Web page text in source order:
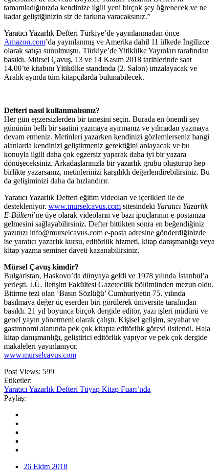
tamamladığınızda kendinize ilgili yeni birçok şey öğrenecek ve ne
kadar geliştiğinizin siz de farkına varacaksınız.”
Yaratıcı Yazarlık Defteri Türkiye’de yayınlanmadan önce
Amazon.com’da yayınlanmış ve Amerika dahil 11 ülkede İngilizce
olarak satışa sunulmuştu. Türkiye’de Yitikülke Yayınları tarafından
basıldı. Mürsel Çavuş, 13 ve 14 Kasım 2018 tarihlerinde saat
14.00’te kitabını Yitikülke standında (2. Salon) imzalayacak ve
Aralık ayında tüm kitapçılarda bulunabilecek.
Defteri nasıl kullanmalısınız?
Her gün egzersizlerden bir tanesini seçin. Burada en önemli şey
gününün belli bir saatini yazmaya ayırmanız ve yılmadan yazmaya
devam etmeniz. Metinleri yazarken kendinizi gözlemlerseniz hangi
alanlarda kendinizi geliştirmeniz gerektiğini anlayacak ve bu
konuyla ilgili daha çok egzersiz yaparak daha iyi bir yazara
dönüşeceksiniz. Arkadaşlarınızla bir yazarlık grubu oluşturup hep
birlikte yazarsanız, metinlerinizi karşılıklı değerlendirebilirsiniz. Bu
da gelişiminizi daha da hızlandırır.
Yaratıcı Yazarlık Defteri eğitim videoları ve içerikleri ile de
destekleniyor. www.murselcavus.com sitesindeki Yaratıcı Yazarlık
E-Bülteni’ne üye olarak videoların ve bazı ipuçlarının e-postanıza
gelmesini sağlayabilirsiniz. Defter bittikten sonra en beğendiğiniz
yazınızı info@murselcavus.com e-posta adresine gönderdiğinizde
ise yaratıcı yazarlık kursu, editörlük hizmeti, kitap danışmanlığı veya
kitap yazma seminer daveti kazanabilirsiniz.
Mürsel Çavuş kimdir?
Bulgaristan, Haskovo’da dünyaya geldi ve 1978 yılında İstanbul’a
yerleşti. İ.Ü. İletişim Fakültesi Gazetecilik bölümünden mezun oldu.
Bitirme tezi olan ‘Basın Sözlüğü’ Cumhuriyetin 75. yılında
basılmaya değer üç eserden biri görülerek üniversite tarafından
basıldı. 21 yıl boyunca birçok dergide editör, yazı işleri müdürü ve
genel yayın yönetmeni olarak çalıştı. Kişisel gelişim, seyahat ve
gastronomi alanında pek çok kitapta editörlük görevi üstlendi. Hala
kitap danışmanlığı, geliştirici editörlük yapıyor ve pek çok dergide
makaleleri yayınlanıyor.
www.murselcavus.com
Post Views: 599
Etiketler:
Yaratıcı Yazarlık Defteri Tüyap Kitap Fuarı’nda
Paylaş:
26 Ekim 2018